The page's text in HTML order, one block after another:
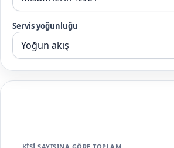
Servis yoğunluğu